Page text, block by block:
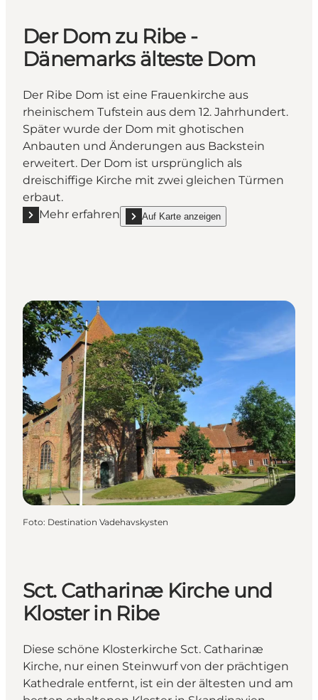
Der Dom zu Ribe -
Dänemarks älteste Dom
Der Ribe Dom ist eine Frauenkirche aus
rheinischem Tufstein aus dem 12. Jahrhundert.
Später wurde der Dom mit ghotischen
Anbauten und Änderungen aus Backstein
erweitert. Der Dom ist ursprünglich als
dreischiffige Kirche mit zwei gleichen Türmen
erbaut.
Mehr erfahren
Mehr erfahren "Der Dom zu Ribe - Dänemarks
Auf Karte anzeigen
show Der Dom zu Ribe - Dänemarks älteste
Foto: Destination Vadehavskysten
Sct. Catharinæ Kirche und
Kloster in Ribe
Diese schöne Klosterkirche Sct. Catharinæ
Kirche, nur einen Steinwurf von der prächtigen
Kathedrale entfernt, ist ein der ältesten und am